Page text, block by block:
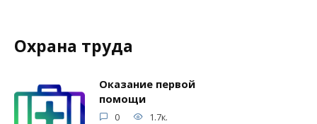
Охрана труда
Оказание первой
помощи
0 1.7к.